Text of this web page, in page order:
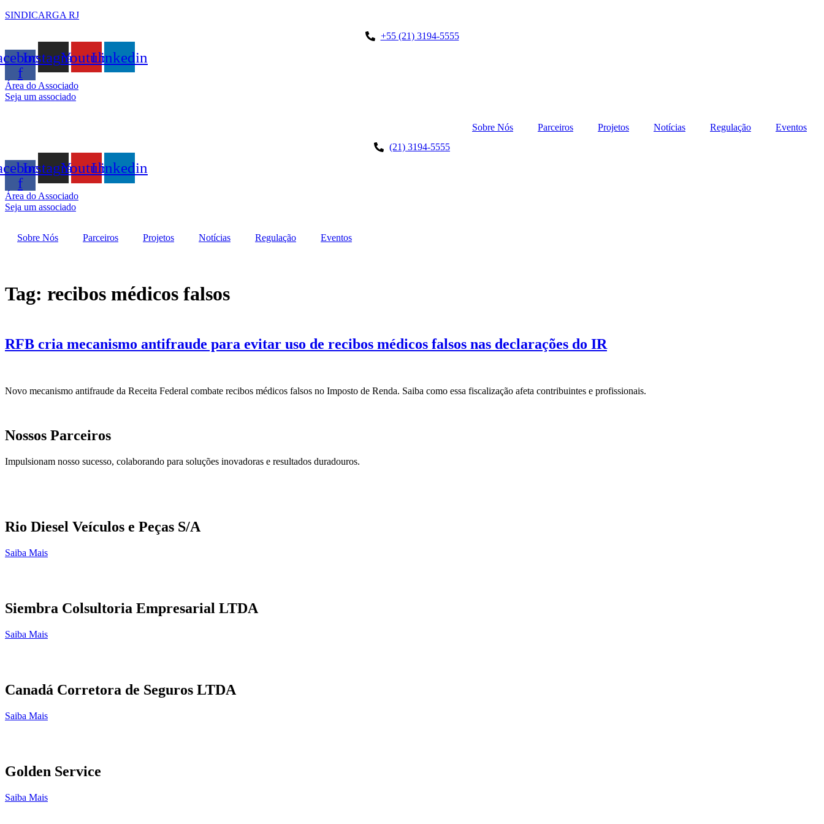
SINDICARGA RJ
+55 (21) 3194-5555
f
InstagramYoutubeLinkedin
Área do Associado
Seja um associado
Sobre Nós Parceiros Projetos Notícias Regulação
Eventos
(21) 3194-5555
f
InstagramYoutubeLinkedin
Área do Associado
Seja um associado
Sobre Nós Parceiros Projetos Notícias Regulação Eventos
Tag: recibos médicos falsos
RFB cria mecanismo antifraude para evitar uso de recibos médicos falsos nas declarações do IR
Novo mecanismo antifraude da Receita Federal combate recibos médicos falsos no Imposto de Renda. Saiba como essa fiscalização afeta contribuintes e profissionais.
Nossos Parceiros
Impulsionam nosso sucesso, colaborando para soluções inovadoras e resultados duradouros.
Rio Diesel Veículos e Peças S/A
Saiba Mais
Siembra Colsultoria Empresarial LTDA
Saiba Mais
Canadá Corretora de Seguros LTDA
Saiba Mais
Golden Service
Saiba Mais